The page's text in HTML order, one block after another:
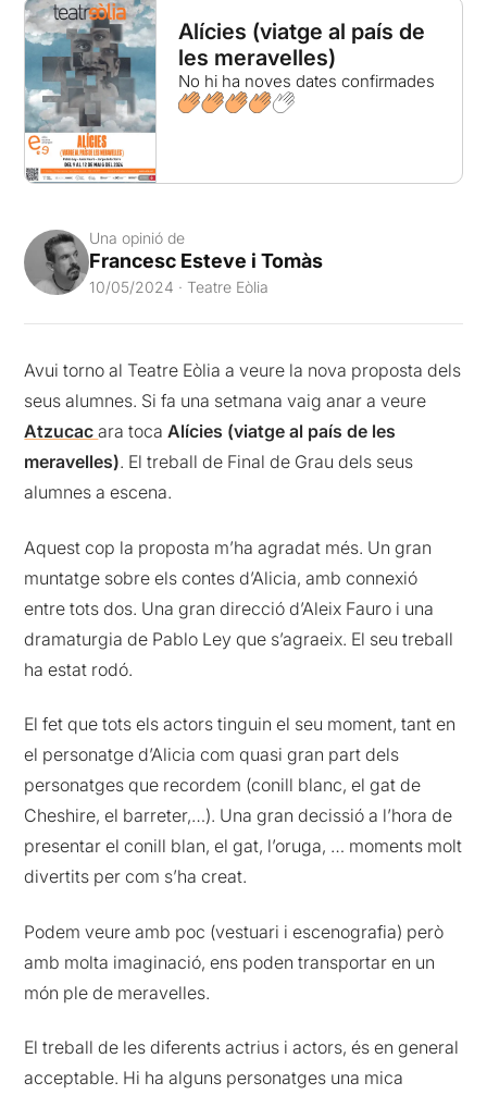
Alícies (viatge al país de
les meravelles)
No hi ha noves dates confirmades
Una opinió de
Francesc Esteve i Tomàs
10/05/2024 · Teatre Eòlia
Avui torno al Teatre Eòlia a veure la nova proposta dels
seus alumnes. Si fa una setmana vaig anar a veure
Atzucacara tocaAlícies (viatge al país de les
meravelles). El treball de Final de Grau dels seus
alumnes a escena.
Aquest cop la proposta m’ha agradat més. Un gran
muntatge sobre els contes d’Alicia, amb connexió
entre tots dos. Una gran direcció d’Aleix Fauro i una
dramaturgia de Pablo Ley que s’agraeix. El seu treball
ha estat rodó.
El fet que tots els actors tinguin el seu moment, tant en
el personatge d’Alicia com quasi gran part dels
personatges que recordem (conill blanc, el gat de
Cheshire, el barreter,…). Una gran decissió a l’hora de
presentar el conill blan, el gat, l’oruga, … moments molt
divertits per com s’ha creat.
Podem veure amb poc (vestuari i escenografia) però
amb molta imaginació, ens poden transportar en un
món ple de meravelles.
El treball de les diferents actrius i actors, és en general
acceptable. Hi ha alguns personatges una mica